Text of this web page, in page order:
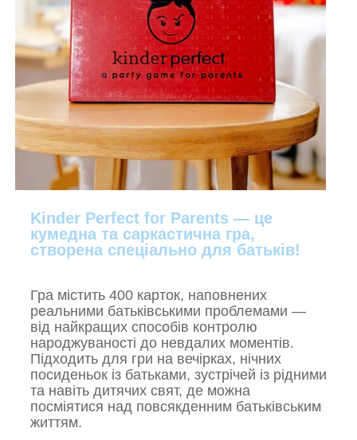
Kinder Perfect for Parents — це
кумедна та саркастична гра,
створена спеціально для батьків!
Гра містить 400 карток, наповнених
реальними батьківськими проблемами —
від найкращих способів контролю
народжуваності до невдалих моментів.
Підходить для гри на вечірках, нічних
посиденьок із батьками, зустрічей із рідними
та навіть дитячих свят, де можна
посміятися над повсякденним батьківським
життям.